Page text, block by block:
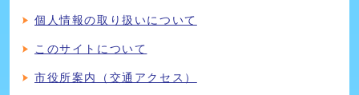
個人情報の取り扱いについて
このサイトについて
市役所案内（交通アクセス）